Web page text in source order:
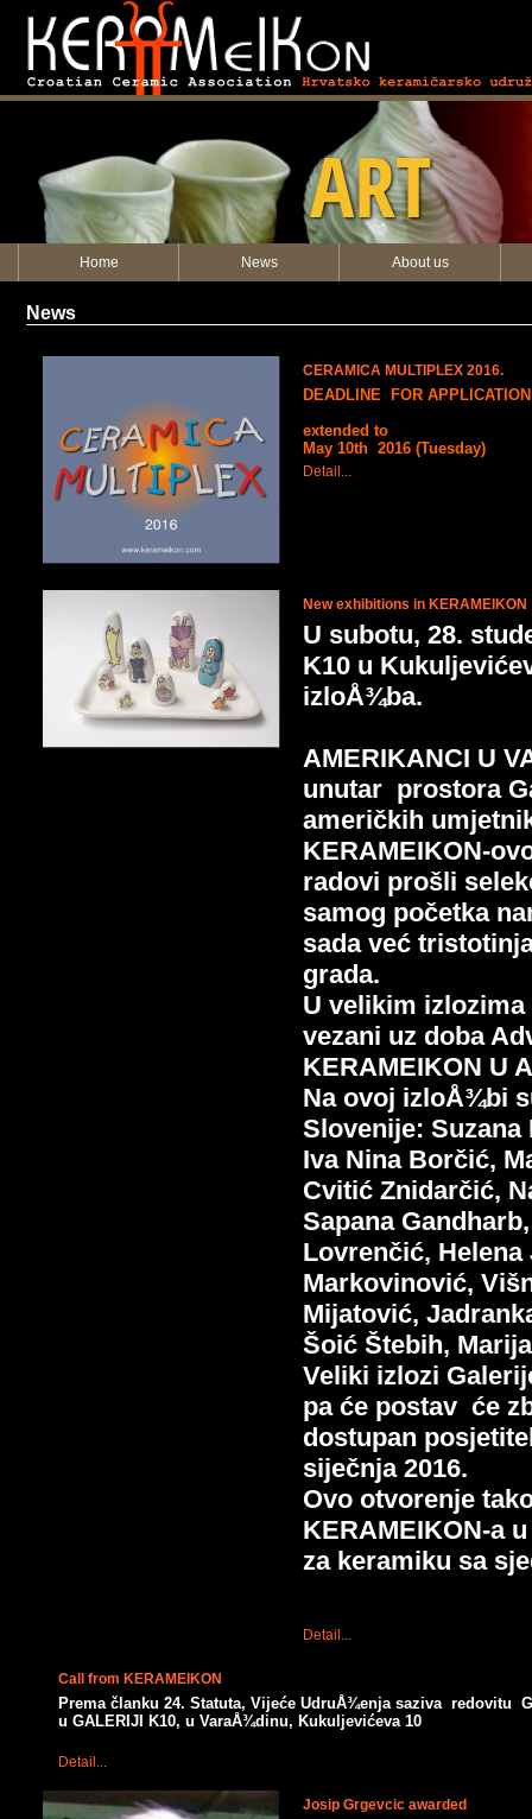
ART
Home News About us
News
CERAMICA MULTIPLEX 2016.
DEADLINE FOR APPLICATION
extended to
May 10th 2016 (Tuesday)
Detail...
New exhibitions in KERAMEIKON
U subotu, 28.
K10 u
izloÅ¾ba.
AMERIKANCI U
unutar prostora
američkih
KERAMEIKON-
radovi prošli
samog početka
sada već
grada.
U velikim
vezani uz doba
KERAMEIKON U
Na ovoj izloÅ¾bi
Slovenije:
Iva Nina Borčić,
Cvitić Znidarčić,
Sapana
Lovrenčić,
Markovinović,
Mijatović,
Šoić Štebih,
Veliki izlozi
pa će postav će
dostupan
siječnja 2016.
Ovo otvorenje
KERAMEIKON-a
za keramiku sa
Detail...
Call from KERAMEIKON
Prema članku 24. Statuta, Vijeće UdruÅ¾enja saziva redovitu
u GALERIJI K10, u VaraÅ¾dinu, Kukuljevićeva 10
Detail...
Josip Grgevcic awarded